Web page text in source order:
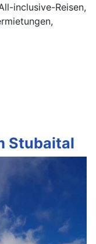
inclusive-Reisen,
Stubaital